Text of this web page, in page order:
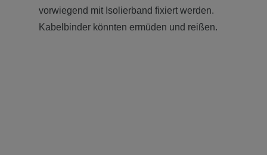
vorwiegend mit Isolierband fixiert werden.
Kabelbinder könnten ermüden und reißen.